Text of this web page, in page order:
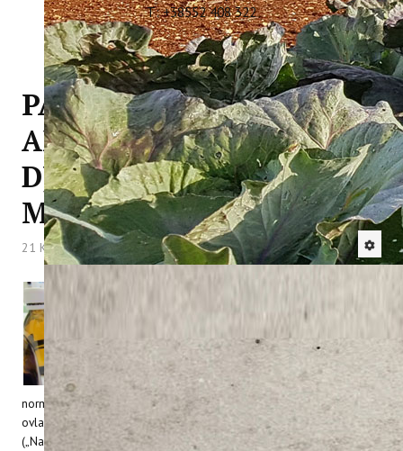
T: +38552 408 322
PANEL ZA SENZORSKU
ANALIZU
DJEVIČANSKOG
MASLINOVOG ULJA
21 Kolovoz 2013 Hitova: 63200
Unutar Prehrambeno - biotehnološkog
laboratorija djeluje
Panel za
anskog maslinovog
Instutaza poljoprivredui turizam . Osim što
je metoda senzorske analize maslinovog ulja
obuhvaćena ovlaštenjem i akreditirana prema
normi HRN EN ISO/IEC 17025:2007, Panel je na osnovu Pravilnika o
ovlašćivanju panela za senzorsku analizu djevičanskih maslinovih ulja
(„Narodne novine“ 22/10) od 19. srpnja 2012.g. upisan na Listu